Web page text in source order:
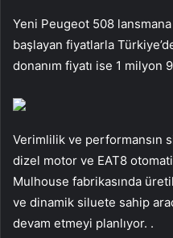
Yeni Peugeot 508
başlayan fiyatlarla
donanım fiyatı ise 1 milyon
Verimlilik ve performansın
dizel motor ve EAT8
Mulhouse fabrikasında
ve dinamik siluete sahip
devam etmeyi planlıyor. .